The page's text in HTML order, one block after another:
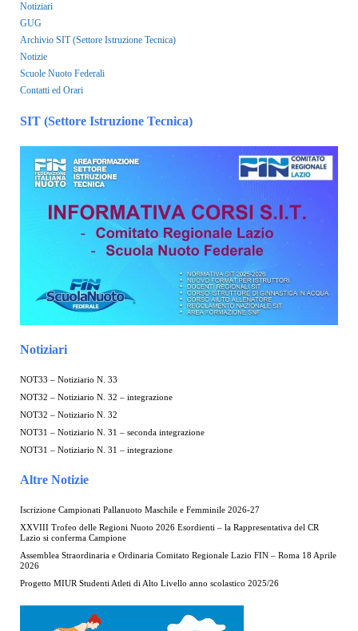
Notiziari
GUG
Archivio SIT (Settore Istruzione Tecnica)
Notizie
Scuole Nuoto Federali
Contatti ed Orari
SIT (Settore Istruzione Tecnica)
Notiziari
NOT33 – Notiziario N. 33
NOT32 – Notiziario N. 32 – integrazione
NOT32 – Notiziario N. 32
NOT31 – Notiziario N. 31 – seconda integrazione
NOT31 – Notiziario N. 31 – integrazione
Altre Notizie
Iscrizione Campionati Pallanuoto Maschile e Femminile 2026-27
XXVIII Trofeo delle Regioni Nuoto 2026 Esordienti – la Rappresentativa del CR
Lazio si conferma Campione
Assemblea Straordinaria e Ordinaria Comitato Regionale Lazio FIN – Roma 18 Aprile
2026
Progetto MIUR Studenti Atleti di Alto Livello anno scolastico 2025/26